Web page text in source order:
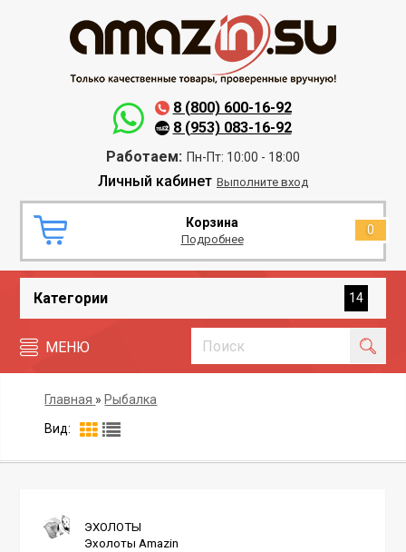
8 (800) 600-16-92
8 (953) 083-16-92
Работаем: Пн-Пт: 10:00 - 18:00
Личный кабинет Выполните вход
Корзина
Подробнее
0
Категории 14
МЕНЮ
Главная » Рыбалка
Вид:
ЭХОЛОТЫ
Эхолоты Amazin